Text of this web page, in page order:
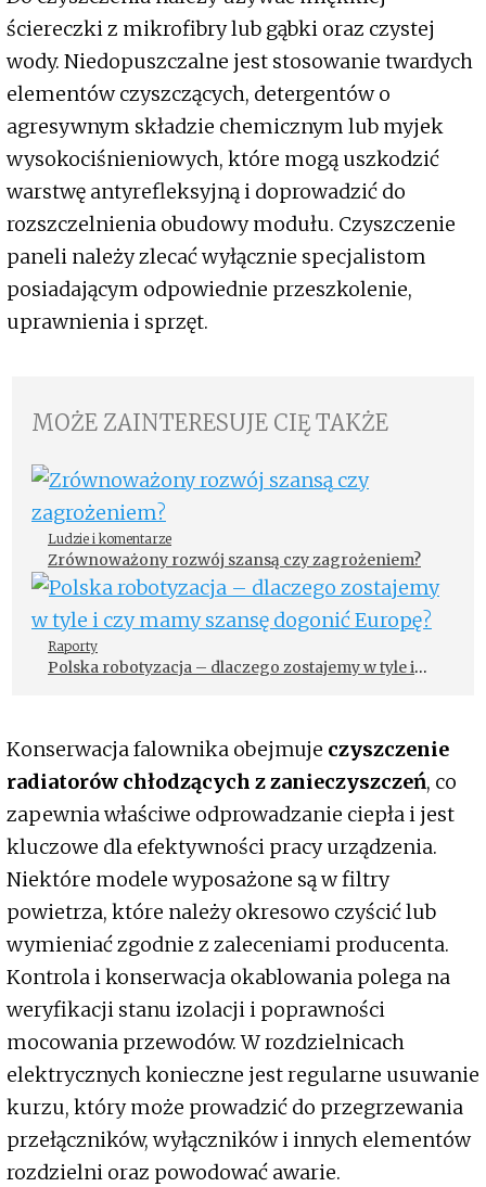
ściereczki z mikrofibry lub gąbki oraz czystej
wody. Niedopuszczalne jest stosowanie twardych
elementów czyszczących, detergentów o
agresywnym składzie chemicznym lub myjek
wysokociśnieniowych, które mogą uszkodzić
warstwę antyrefleksyjną i doprowadzić do
rozszczelnienia obudowy modułu. Czyszczenie
paneli należy zlecać wyłącznie specjalistom
posiadającym odpowiednie przeszkolenie,
uprawnienia i sprzęt.
MOŻE ZAINTERESUJE CIĘ TAKŻE
Ludzie i komentarze
Zrównoważony rozwój szansą czy zagrożeniem?
Raporty
Polska robotyzacja – dlaczego zostajemy w tyle i
Konserwacja falownika obejmuje czyszczenie
radiatorów chłodzących z zanieczyszczeń, co
zapewnia właściwe odprowadzanie ciepła i jest
kluczowe dla efektywności pracy urządzenia.
Niektóre modele wyposażone są w filtry
powietrza, które należy okresowo czyścić lub
wymieniać zgodnie z zaleceniami producenta.
Kontrola i konserwacja okablowania polega na
weryfikacji stanu izolacji i poprawności
mocowania przewodów. W rozdzielnicach
elektrycznych konieczne jest regularne usuwanie
kurzu, który może prowadzić do przegrzewania
przełączników, wyłączników i innych elementów
rozdzielni oraz powodować awarie.